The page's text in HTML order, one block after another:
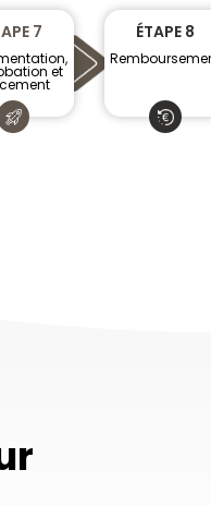
7
et
ÉTAPE 8